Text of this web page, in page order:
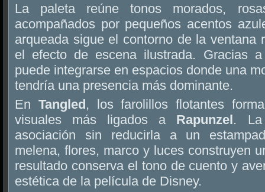
La paleta reúne tonos morados,
acompañados por pequeños acentos
arqueada sigue el contorno de la ventana
el efecto de escena ilustrada. Gracias
puede integrarse en espacios donde una
tendría una presencia más dominante.
En Tangled, los farolillos flotantes
visuales más ligados a Rapunzel. La
asociación sin reducirla a un
melena, flores, marco y luces construyen
resultado conserva el tono de cuento y
estética de la película de Disney.